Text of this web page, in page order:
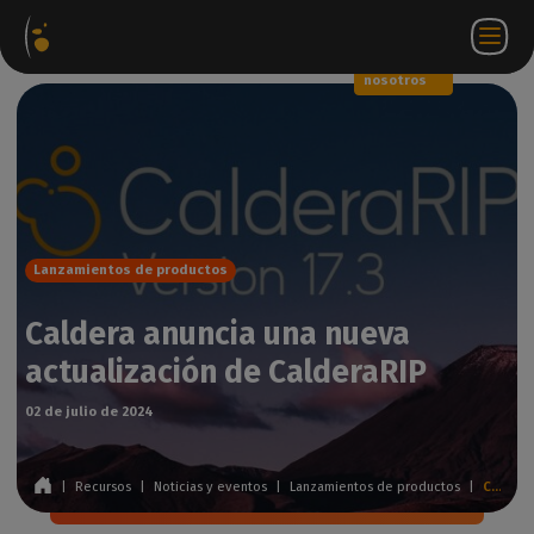
Paquetes
de
software
nosotros
ES
Lanzamientos de productos
Caldera anuncia una nueva
actualización de CalderaRIP
02 de julio de 2024
Recursos Noticias y eventos Lanzamientos de productos Caldera anuncia una nueva actualización de CalderaRIP